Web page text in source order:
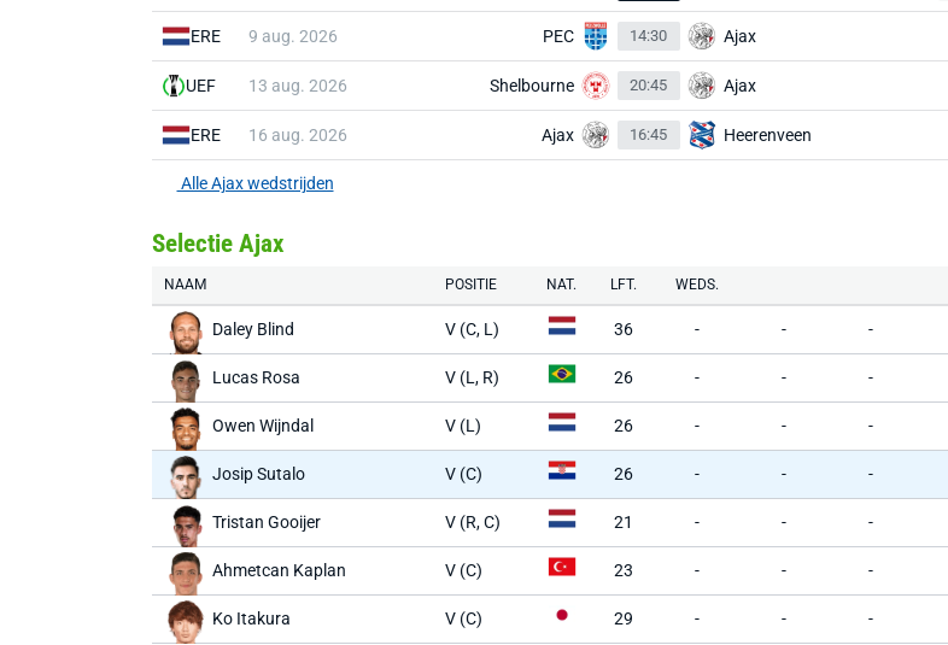
ERE 9 aug. 2026 PEC 14:30 Ajax
UEF 13 aug. 2026 Shelbourne 20:45 Ajax
ERE 16 aug. 2026 Ajax 16:45 Heerenveen
Alle Ajax wedstrijden
Selectie Ajax
NAAM POSITIE NAT. LFT. WEDS.
Daley Blind V (C, L) 36 - - -
Lucas Rosa V (L, R) 26 - - -
Owen Wijndal V (L) 26 - - -
Josip Sutalo V (C) 26 - - -
Tristan Gooijer V (R, C) 21 - - -
Ahmetcan Kaplan V (C) 23 - - -
Ko Itakura V (C) 29 - - -